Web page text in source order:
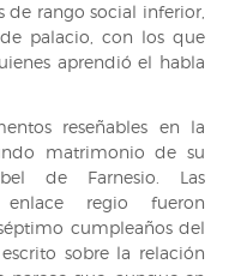
de rango social inferior,
palacio, con los que
aprendió el habla
reseñables en la
matrimonio de su
de Farnesio. Las
regio fueron
cumpleaños del
sobre la relación